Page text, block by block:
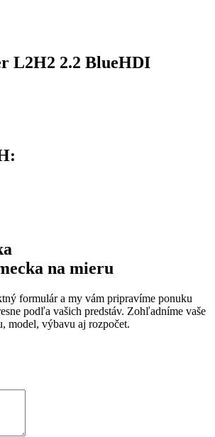
L2H2 2.2 BlueHDI
na mieru
formulár a my vám pripravíme ponuku
podľa vašich predstáv. Zohľadníme vaše
model, výbavu aj rozpočet.